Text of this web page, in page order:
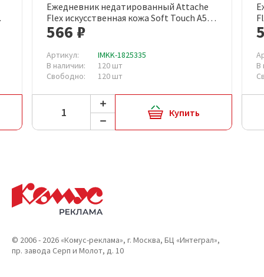
Ежедневник недатированный Attache
Flex искусственная кожа Soft Touch А5
136 листов бордовый с фиксирующей
резинкой (бордовый обрез)
566 ₽
Артикул:
IMKK-1825335
В наличии:
120 шт
Свободно:
120 шт
Купить
В
© 2006 - 2026 «Комус-реклама», г. Москва, БЦ «Интеграл»,
пр. завода Серп и Молот, д. 10